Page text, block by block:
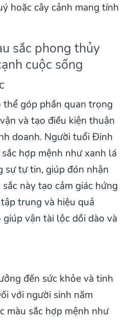
hoặc cây cảnh mang tính
sắc phong thủy
cuộc sống
thể góp phần quan trọng
và tạo điều kiện thuận
doanh. Người tuổi Đinh
hợp mệnh như xanh lá
sự tự tin, giúp đón nhận
này tạo cảm giác hứng
trung và hiệu quả
vận tài lộc dồi dào và
đến sức khỏe và tinh
với người sinh năm
màu sắc hợp mệnh như